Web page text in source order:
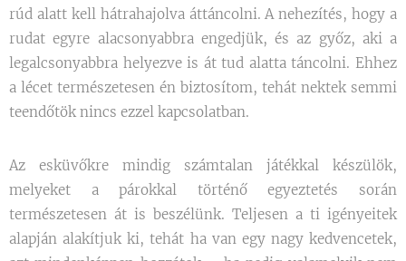
rúd alatt kell hátrahajolva áttáncolni. A nehezítés, hogy a
rudat egyre alacsonyabbra engedjük, és az győz, aki a
legalcsonyabbra helyezve is át tud alatta táncolni. Ehhez
a lécet természetesen én biztosítom, tehát nektek semmi
teendőtök nincs ezzel kapcsolatban.
Az esküvőkre mindig számtalan játékkal készülök,
melyeket a párokkal történő egyeztetés során
természetesen át is beszélünk. Teljesen a ti igényeitek
alapján alakítjuk ki, tehát ha van egy nagy kedvencetek,